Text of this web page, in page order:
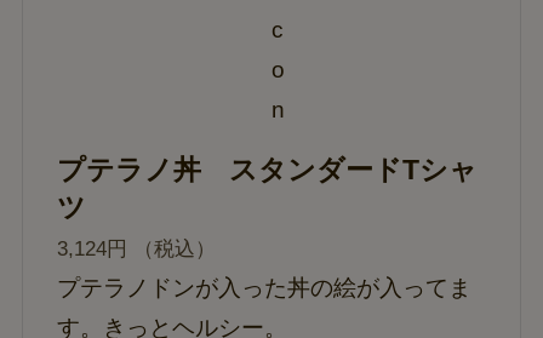
プテラノ丼 スタンダードTシャ
ツ
3,124円 （税込）
プテラノドンが入った丼の絵が入ってま
す。きっとヘルシー。